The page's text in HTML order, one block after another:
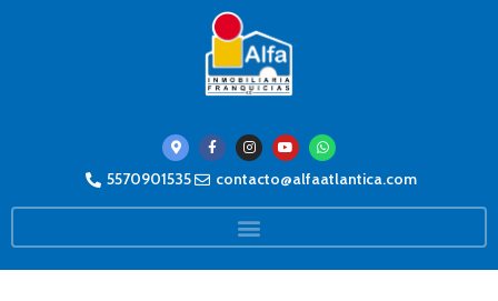
5570901535 contacto@alfaatlantica.com